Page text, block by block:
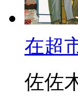
在超
佐佐